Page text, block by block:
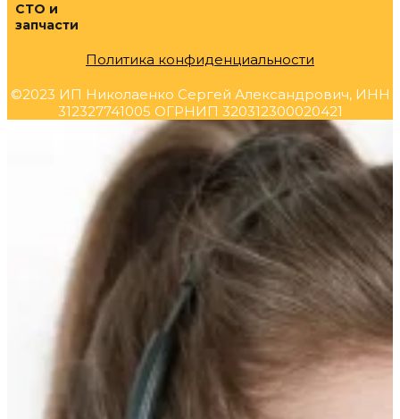
СТО и
запчасти
Политика конфиденциальности
©2023 ИП Николаенко Сергей Александрович, ИНН
312327741005 ОГРНИП 320312300020421